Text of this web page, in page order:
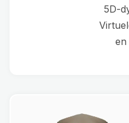
5D-
en